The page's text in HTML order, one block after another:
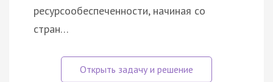
ресурсообеспеченности, начиная со
стран…